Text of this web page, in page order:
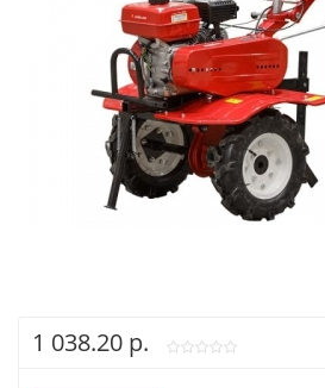
1 038.20 р.